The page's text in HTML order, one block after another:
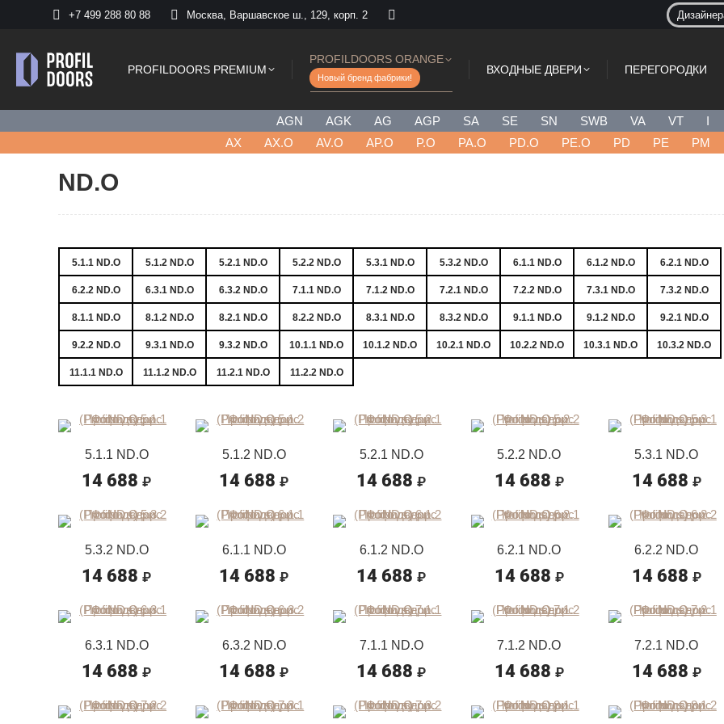
+7 499 288 80 88 Москва, Варшавское ш., 129, корп. 2
PROFILDOORS PREMIUM
PROFILDOORS ORANGE
Новый бренд фабрики!
ВХОДНЫЕ ДВЕРИ ПЕРЕГОРОДКИ
AGN AGK AG AGP SA SE SN SWB VA VT I
AХ
AX.O AV.O AP.O P.O PA.O PD.O PE.O PD PE PM
ND.O
5.1.1 ND.O 5.1.2 ND.O 5.2.1 ND.O 5.2.2 ND.O 5.3.1 ND.O 5.3.2 ND.O 6.1.1 ND.O 6.1.2 ND.O 6.2.1 ND.O
6.2.2 ND.O 6.3.1 ND.O 6.3.2 ND.O 7.1.1 ND.O 7.1.2 ND.O 7.2.1 ND.O 7.2.2 ND.O 7.3.1 ND.O 7.3.2 ND.O
8.1.1 ND.O 8.1.2 ND.O 8.2.1 ND.O 8.2.2 ND.O 8.3.1 ND.O 8.3.2 ND.O 9.1.1 ND.O 9.1.2 ND.O 9.2.1 ND.O
9.2.2 ND.O 9.3.1 ND.O 9.3.2 ND.O 10.1.1 ND.O 10.1.2 ND.O 10.2.1 ND.O 10.2.2 ND.O 10.3.1 ND.O 10.3.2 ND.O
11.1.1 ND.O 11.1.2 ND.O 11.2.1 ND.O 11.2.2 ND.O
5.1.1 ND.O
14 688₽
5.1.2 ND.O
14 688₽
5.2.1 ND.O
14 688₽
5.2.2 ND.O
14 688 ₽
5.3.1 ND.O
14 688 ₽
5.3.2 ND.O
14 688₽
6.1.1 ND.O
14 688₽
6.1.2 ND.O
14 688₽
6.2.1 ND.O
14 688 ₽
6.2.2 ND.O
14 688 ₽
6.3.1 ND.O
14 688₽
6.3.2 ND.O
14 688₽
7.1.1 ND.O
14 688₽
7.1.2 ND.O
14 688 ₽
7.2.1 ND.O
14 688 ₽